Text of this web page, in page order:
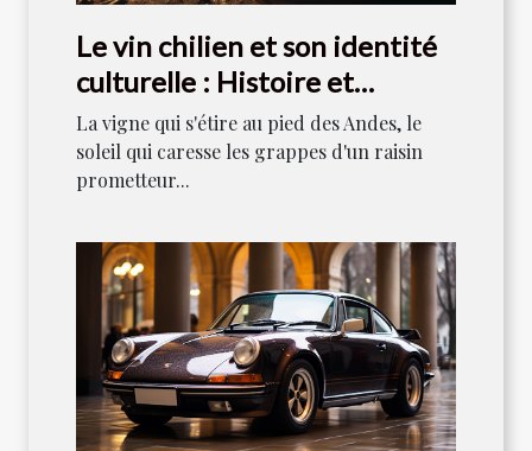
Le vin chilien et son identité
culturelle : Histoire et
tradition
La vigne qui s'étire au pied des Andes, le
soleil qui caresse les grappes d'un raisin
prometteur...